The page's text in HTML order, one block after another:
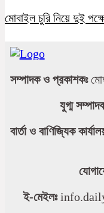
মোবাইল চুরি নিয়ে দুই
সম্পাদক ও প্রকাশকঃ
যুগ্ম
বার্তা ও বাণিজ্যিক
ই-মেইলঃ